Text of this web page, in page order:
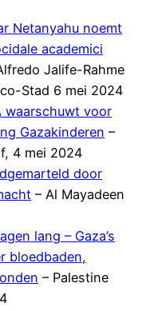
Netanyahu noemt
academici
Jalife-Rahme
Stad 6 mei 2024
waarschuwt voor
Gazakinderen –
4 mei 2024
door
– Al Mayadeen
lang – Gaza’s
bloedbaden,
– Palestine